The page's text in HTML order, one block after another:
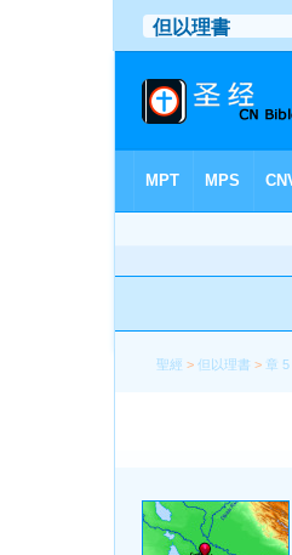
聖經 >但以理書 > 章 5